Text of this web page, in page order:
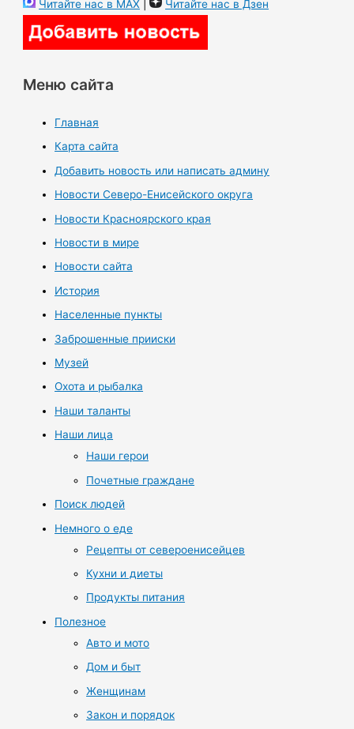
Читайте нас в MAX | Читайте нас в Дзен
Меню сайта
Главная
Карта сайта
Добавить новость или написать админу
Новости Северо-Енисейского округа
Новости Красноярского края
Новости в мире
Новости сайта
История
Населенные пункты
Заброшенные прииски
Музей
Охота и рыбалка
Наши таланты
Наши лица
Наши герои
Почетные граждане
Поиск людей
Немного о еде
Рецепты от североенисейцев
Кухни и диеты
Продукты питания
Полезное
Авто и мото
Дом и быт
Женщинам
Закон и порядок